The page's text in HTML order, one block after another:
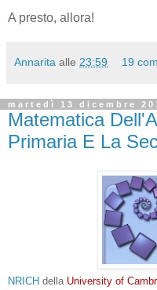
A presto, allora!
Annarita alle 23:59 19
martedì 13 dicembre
Matematica
Primaria E La
NRICH della University of